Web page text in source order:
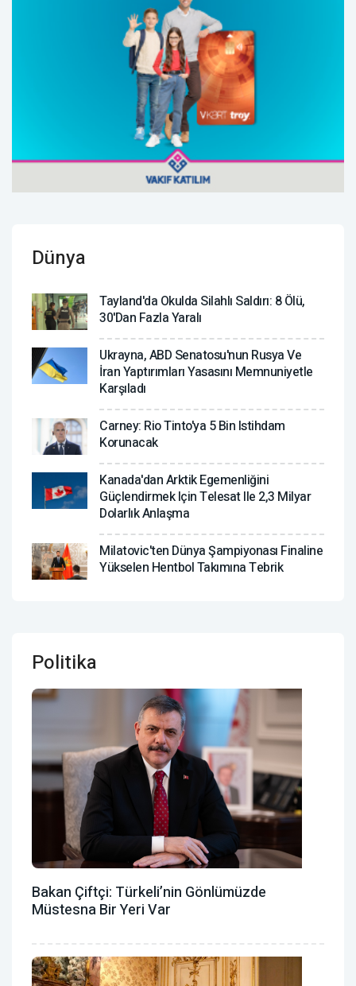
Dünya
Tayland'da Okulda Silahlı Saldırı: 8 Ölü,
30'dan Fazla Yaralı
Ukrayna, ABD Senatosu'nun Rusya Ve
İran Yaptırımları Yasasını Memnuniyetle
Karşıladı
Carney: Rio Tinto'ya 5 Bin Istihdam
Korunacak
Kanada'dan Arktik Egemenliğini
Güçlendirmek Için Telesat Ile 2,3 Milyar
Dolarlık Anlaşma
Milatovic'ten Dünya Şampiyonası Finaline
Yükselen Hentbol Takımına Tebrik
Politika
Bakan Çiftçi: Türkeli’nin Gönlümüzde
Müstesna Bir Yeri Var